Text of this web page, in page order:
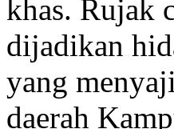
khas. Rujak
dijadikan
yang
daerah